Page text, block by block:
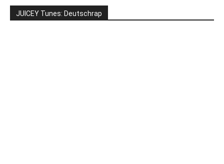
JUICEY Tunes: Deutschrap